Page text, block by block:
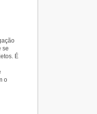
se
É
o